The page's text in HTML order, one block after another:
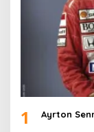
1 Ayrton